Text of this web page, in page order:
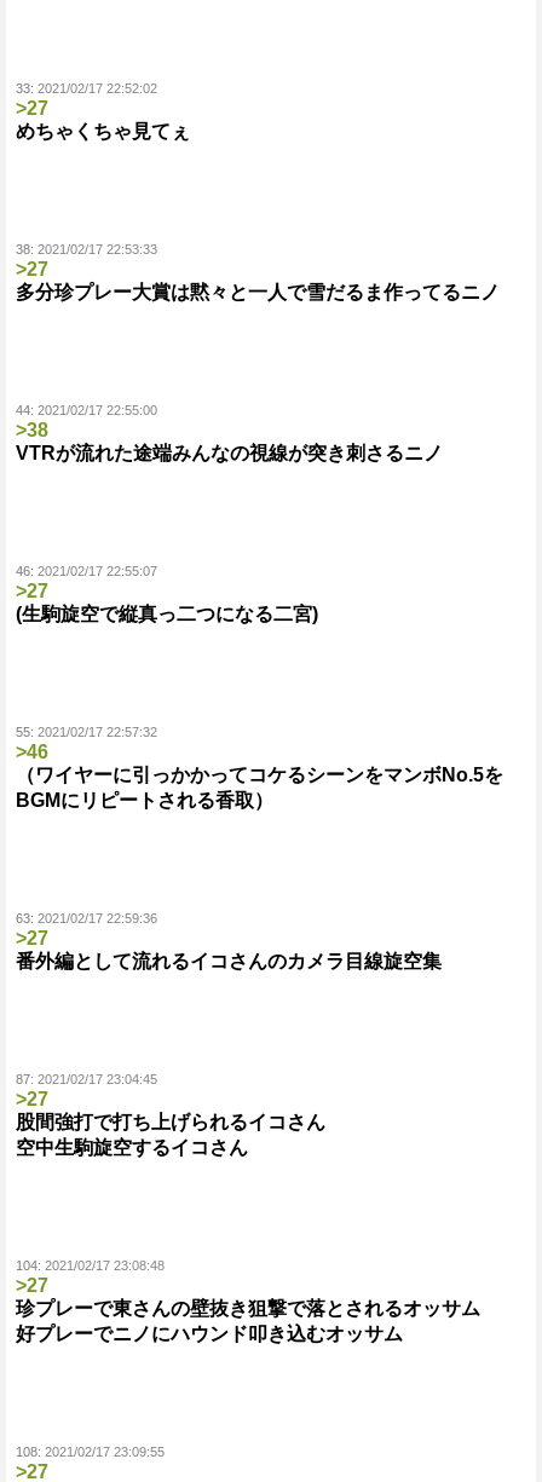
33: 2021/02/17 22:52:02
>27
めちゃくちゃ見てぇ
38: 2021/02/17 22:53:33
>27
多分珍プレー大賞は黙々と一人で雪だるま作ってるニノ
44: 2021/02/17 22:55:00
>38
VTRが流れた途端みんなの視線が突き刺さるニノ
46: 2021/02/17 22:55:07
>27
(生駒旋空で縦真っ二つになる二宮)
55: 2021/02/17 22:57:32
>46
（ワイヤーに引っかかってコケるシーンをマンボNo.5を
BGMにリピートされる香取）
63: 2021/02/17 22:59:36
>27
番外編として流れるイコさんのカメラ目線旋空集
87: 2021/02/17 23:04:45
>27
股間強打で打ち上げられるイコさん
空中生駒旋空するイコさん
104: 2021/02/17 23:08:48
>27
珍プレーで東さんの壁抜き狙撃で落とされるオッサム
好プレーでニノにハウンド叩き込むオッサム
108: 2021/02/17 23:09:55
>27